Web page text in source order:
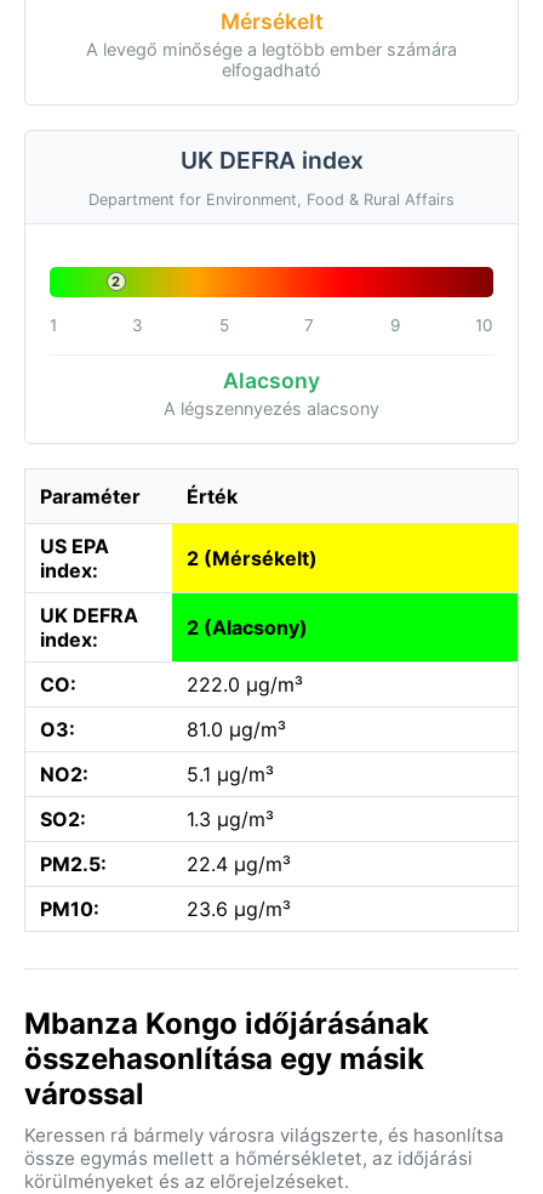
Mérsékelt
A levegő minősége a legtöbb ember számára
elfogadható
UK DEFRA index
Department for Environment, Food & Rural Affairs
2
1 3 5 7 9 10
Alacsony
A légszennyezés alacsony
Paraméter Érték
US EPA
index:
2 (Mérsékelt)
UK DEFRA
index:
2 (Alacsony)
CO:
222.0 µg/m³
O3:
81.0 µg/m³
NO2:
5.1 µg/m³
SO2:
1.3 µg/m³
PM2.5:
22.4 µg/m³
PM10:
23.6 µg/m³
Mbanza Kongo időjárásának
összehasonlítása egy másik
várossal
Keressen rá bármely városra világszerte, és hasonlítsa
össze egymás mellett a hőmérsékletet, az időjárási
körülményeket és az előrejelzéseket.